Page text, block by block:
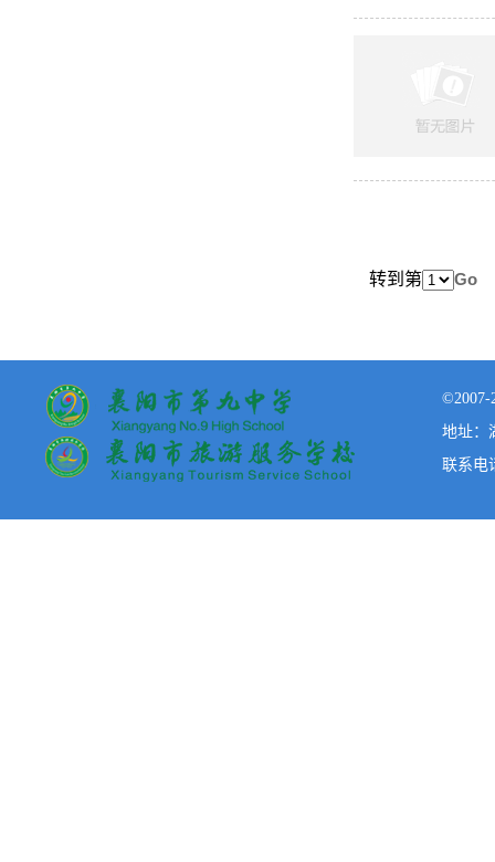
转到第
©2007-
地址：
联系电